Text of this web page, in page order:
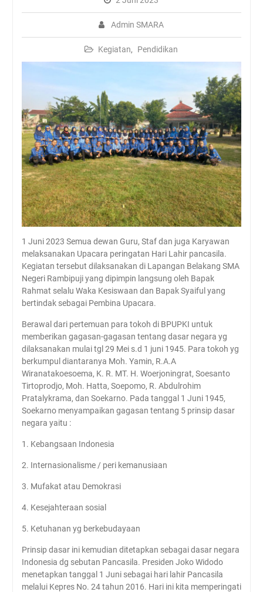
Abhipraya Dies Natalis
JADWAL SPMB 2026/2027
Admin SMARA
Kegiatan, Pendidikan
1 Juni 2023 Semua dewan Guru, Staf dan juga Karyawan
melaksanakan Upacara peringatan Hari Lahir pancasila.
Kegiatan tersebut dilaksanakan di Lapangan Belakang SMA
Negeri Rambipuji yang dipimpin langsung oleh Bapak
Rahmat selalu Waka Kesiswaan dan Bapak Syaiful yang
bertindak sebagai Pembina Upacara.
Berawal dari pertemuan para tokoh di BPUPKI untuk
memberikan gagasan-gagasan tentang dasar negara yg
dilaksanakan mulai tgl 29 Mei s.d 1 juni 1945. Para tokoh yg
berkumpul diantaranya Moh. Yamin, R.A.A
Wiranatakoesoema, K. R. MT. H. Woerjoningrat, Soesanto
Tirtoprodjo, Moh. Hatta, Soepomo, R. Abdulrohim
Pratalykrama, dan Soekarno. Pada tanggal 1 Juni 1945,
Soekarno menyampaikan gagasan tentang 5 prinsip dasar
negara yaitu :
1. Kebangsaan Indonesia
2. Internasionalisme / peri kemanusiaan
3. Mufakat atau Demokrasi
4. Kesejahteraan sosial
5. Ketuhanan yg berkebudayaan
Prinsip dasar ini kemudian ditetapkan sebagai dasar negara
Indonesia dg sebutan Pancasila. Presiden Joko Widodo
menetapkan tanggal 1 Juni sebagai hari lahir Pancasila
melalui Kepres No. 24 tahun 2016. Hari ini kita memperingati